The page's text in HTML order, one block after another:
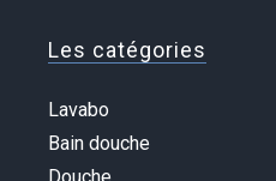
Les catégories
Lavabo
Bain douche